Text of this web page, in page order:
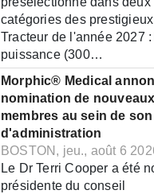
catégories des
Tracteur de l'année 2027
puissance (300…
Morphic® Medical
nomination de nouveaux
membres au sein de
d'administration
BOSTON, jeu., août 6
Le Dr Terri Cooper a été
présidente du conseil